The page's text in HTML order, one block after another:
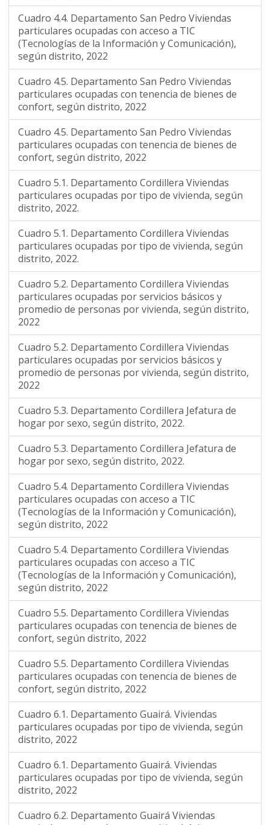
Cuadro 4.4. Departamento San Pedro Viviendas
particulares ocupadas con acceso a TIC
(Tecnologías de la Información y Comunicación),
según distrito, 2022
Cuadro 4.5. Departamento San Pedro Viviendas
particulares ocupadas con tenencia de bienes de
confort, según distrito, 2022
Cuadro 4.5. Departamento San Pedro Viviendas
particulares ocupadas con tenencia de bienes de
confort, según distrito, 2022
Cuadro 5.1. Departamento Cordillera Viviendas
particulares ocupadas por tipo de vivienda, según
distrito, 2022.
Cuadro 5.1. Departamento Cordillera Viviendas
particulares ocupadas por tipo de vivienda, según
distrito, 2022.
Cuadro 5.2. Departamento Cordillera Viviendas
particulares ocupadas por servicios básicos y
promedio de personas por vivienda, según distrito,
2022
Cuadro 5.2. Departamento Cordillera Viviendas
particulares ocupadas por servicios básicos y
promedio de personas por vivienda, según distrito,
2022
Cuadro 5.3. Departamento Cordillera Jefatura de
hogar por sexo, según distrito, 2022.
Cuadro 5.3. Departamento Cordillera Jefatura de
hogar por sexo, según distrito, 2022.
Cuadro 5.4. Departamento Cordillera Viviendas
particulares ocupadas con acceso a TIC
(Tecnologías de la Información y Comunicación),
según distrito, 2022
Cuadro 5.4. Departamento Cordillera Viviendas
particulares ocupadas con acceso a TIC
(Tecnologías de la Información y Comunicación),
según distrito, 2022
Cuadro 5.5. Departamento Cordillera Viviendas
particulares ocupadas con tenencia de bienes de
confort, según distrito, 2022
Cuadro 5.5. Departamento Cordillera Viviendas
particulares ocupadas con tenencia de bienes de
confort, según distrito, 2022
Cuadro 6.1. Departamento Guairá. Viviendas
particulares ocupadas por tipo de vivienda, según
distrito, 2022
Cuadro 6.1. Departamento Guairá. Viviendas
particulares ocupadas por tipo de vivienda, según
distrito, 2022
Cuadro 6.2. Departamento Guairá Viviendas